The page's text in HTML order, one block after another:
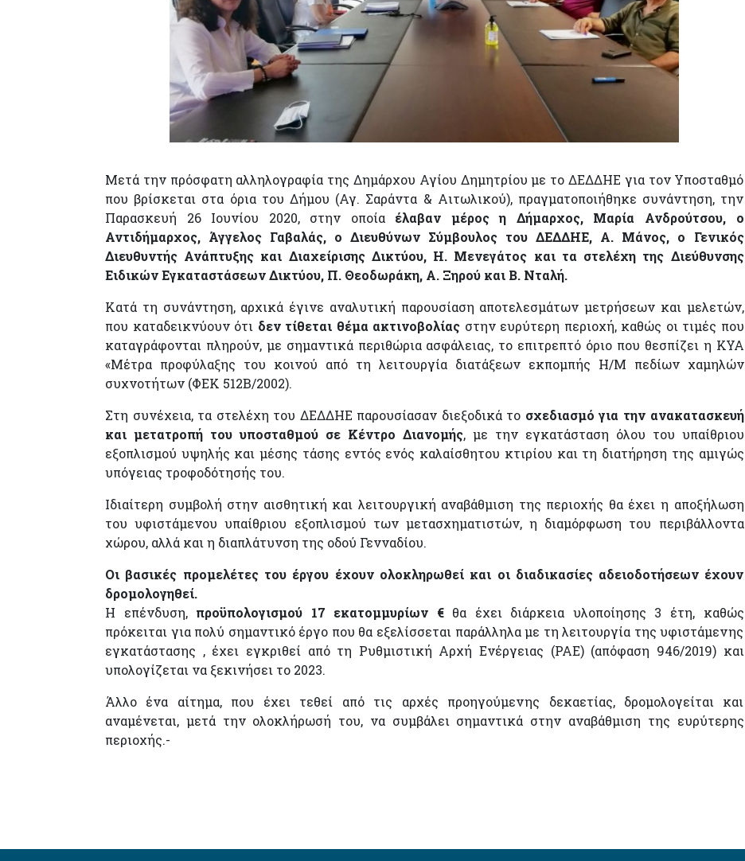
Μετά την πρόσφατη αλληλογραφία της Δημάρχου Αγίου Δημητρίου με το ΔΕΔΔΗΕ για τον Υποσταθμό
που βρίσκεται στα όρια του Δήμου (Αγ. Σαράντα & Αιτωλικού), πραγματοποιήθηκε συνάντηση, την
Παρασκευή 26 Ιουνίου 2020, στην οποία έλαβαν μέρος η Δήμαρχος, Μαρία Ανδρούτσου, ο
Αντιδήμαρχος, Άγγελος Γαβαλάς, ο Διευθύνων Σύμβουλος του ΔΕΔΔΗΕ, Α. Μάνος, ο Γενικός
Διευθυντής Ανάπτυξης και Διαχείρισης Δικτύου, Η. Μενεγάτος και τα στελέχη της Διεύθυνσης
Ειδικών Εγκαταστάσεων Δικτύου, Π. Θεοδωράκη, Α. Ξηρού και Β. Νταλή.
Κατά τη συνάντηση, αρχικά έγινε αναλυτική παρουσίαση αποτελεσμάτων μετρήσεων και μελετών,
που καταδεικνύουν ότι δεν τίθεται θέμα ακτινοβολίας στην ευρύτερη περιοχή, καθώς οι τιμές που
καταγράφονται πληρούν, με σημαντικά περιθώρια ασφάλειας, το επιτρεπτό όριο που θεσπίζει η ΚΥΑ
«Μέτρα προφύλαξης του κοινού από τη λειτουργία διατάξεων εκπομπής Η/Μ πεδίων χαμηλών
συχνοτήτων (ΦΕΚ 512Β/2002).
Στη συνέχεια, τα στελέχη του ΔΕΔΔΗΕ παρουσίασαν διεξοδικά το σχεδιασμό για την ανακατασκευή
και μετατροπή του υποσταθμού σε Κέντρο Διανομής, με την εγκατάσταση όλου του υπαίθριου
εξοπλισμού υψηλής και μέσης τάσης εντός ενός καλαίσθητου κτιρίου και τη διατήρηση της αμιγώς
υπόγειας τροφοδότησής του.
Ιδιαίτερη συμβολή στην αισθητική και λειτουργική αναβάθμιση της περιοχής θα έχει η αποξήλωση
του υφιστάμενου υπαίθριου εξοπλισμού των μετασχηματιστών, η διαμόρφωση του περιβάλλοντα
χώρου, αλλά και η διαπλάτυνση της οδού Γενναδίου.
Οι βασικές προμελέτες του έργου έχουν ολοκληρωθεί και οι διαδικασίες αδειοδοτήσεων έχουν
δρομολογηθεί.
Η επένδυση, προϋπολογισμού 17 εκατομμυρίων €θα έχει διάρκεια υλοποίησης 3 έτη, καθώς
πρόκειται για πολύ σημαντικό έργο που θα εξελίσσεται παράλληλα με τη λειτουργία της υφιστάμενης
εγκατάστασης , έχει εγκριθεί από τη Ρυθμιστική Αρχή Ενέργειας (ΡΑΕ) (απόφαση 946/2019) και
υπολογίζεται να ξεκινήσει το 2023.
Άλλο ένα αίτημα, που έχει τεθεί από τις αρχές προηγούμενης δεκαετίας, δρομολογείται και
αναμένεται, μετά την ολοκλήρωσή του, να συμβάλει σημαντικά στην αναβάθμιση της ευρύτερης
περιοχής.-